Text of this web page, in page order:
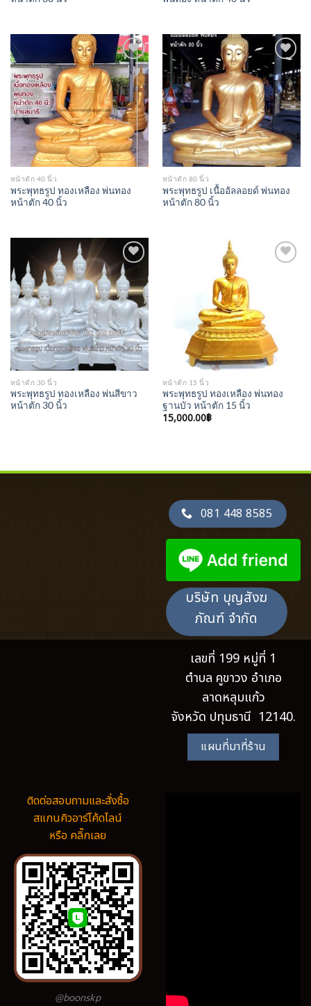
Add to
Wishlist
หน้าตัก 40 นิ้ว
พระพุทธรูป ทองเหลือง พ่นทอง
หน้าตัก 40 นิ้ว
Add to
Wishlist
หน้าตัก 80 นิ้ว
พระพุทธรูป เนื้ออัลลอยด์ พ่นทอง
หน้าตัก 80 นิ้ว
Add to
Wishlist
หน้าตัก 30 นิ้ว
พระพุทธรูป ทองเหลือง พ่นสีขาว
หน้าตัก 30 นิ้ว
หน้าตัก 15 นิ้ว
พระพุทธรูป ทองเหลือง พ่นทอง
ฐานบัว หน้าตัก 15 นิ้ว
15,000.00฿
081 448 8585
บริษัท บุญสังฆ
ภัณฑ์ จำกัด
เลขที่ 199 หมู่ที่ 1
ตำบล คูขาวง อำเภอ
ลาดหลุมแก้ว
จังหวัด ปทุมธานี 12140.
แผนที่มาที่ร้าน
ติดต่อสอบถามและสั่งซื้อ
สแกนคิวอาร์โค้ดไลน์
หรือ คลิ๊กเลย
@boonskp